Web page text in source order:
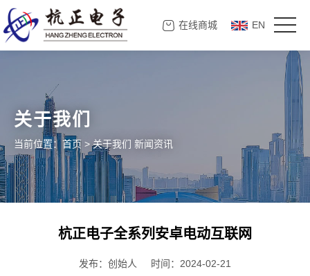
在线商城 EN
关于我们
当前位置： 首页 >关于我们 新闻资讯
杭正电子全系列安卓电动互联网
发布：创始人 时间：2024-02-21